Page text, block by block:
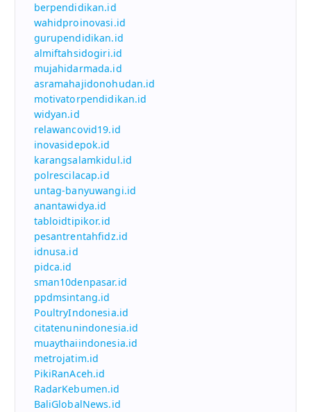
berpendidikan.id
wahidproinovasi.id
gurupendidikan.id
almiftahsidogiri.id
mujahidarmada.id
asramahajidonohudan.id
motivatorpendidikan.id
widyan.id
relawancovid19.id
inovasidepok.id
karangsalamkidul.id
polrescilacap.id
untag-banyuwangi.id
anantawidya.id
tabloidtipikor.id
pesantrentahfidz.id
idnusa.id
pidca.id
sman10denpasar.id
ppdmsintang.id
PoultryIndonesia.id
citatenunindonesia.id
muaythaiindonesia.id
metrojatim.id
PikiRanAceh.id
RadarKebumen.id
BaliGlobalNews.id